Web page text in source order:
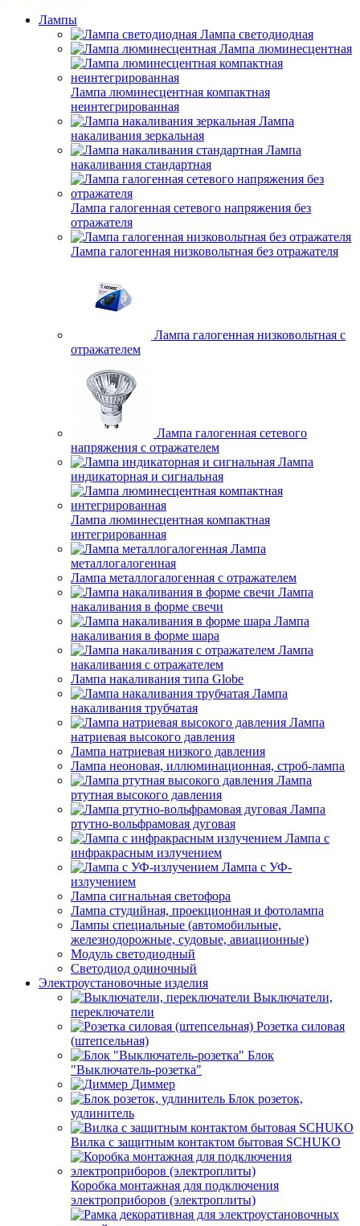
Лампы
Лампа светодиодная
Лампа люминесцентная
Лампа люминесцентная компактная
неинтегрированная
Лампа
накаливания зеркальная
Лампа
накаливания стандартная
Лампа галогенная сетевого напряжения без
отражателя
Лампа галогенная низковольтная без отражателя
Лампа галогенная низковольтная с
отражателем
Лампа галогенная сетевого
напряжения с отражателем
Лампа
индикаторная и сигнальная
Лампа люминесцентная компактная
интегрированная
Лампа
металлогалогенная
Лампа металлогалогенная с отражателем
Лампа
накаливания в форме свечи
Лампа
накаливания в форме шара
Лампа
накаливания с отражателем
Лампа накаливания типа Globe
Лампа
накаливания трубчатая
Лампа
натриевая высокого давления
Лампа натриевая низкого давления
Лампа неоновая, иллюминационная, строб-лампа
Лампа
ртутная высокого давления
Лампа
ртутно-вольфрамовая дуговая
Лампа с
инфракрасным излучением
Лампа с УФ-
излучением
Лампа сигнальная светофора
Лампа студийная, проекционная и фотолампа
Лампы специальные (автомобильные,
железнодорожные, судовые, авиационные)
Модуль светодиодный
Светодиод одиночный
Электроустановочные изделия
Выключатели,
переключатели
Розетка силовая
(штепсельная)
Блок
"Выключатель-розетка"
Диммер
Блок розеток,
удлинитель
Вилка с защитным контактом бытовая SCHUKO
Коробка монтажная для подключения
электроприборов (электроплиты)